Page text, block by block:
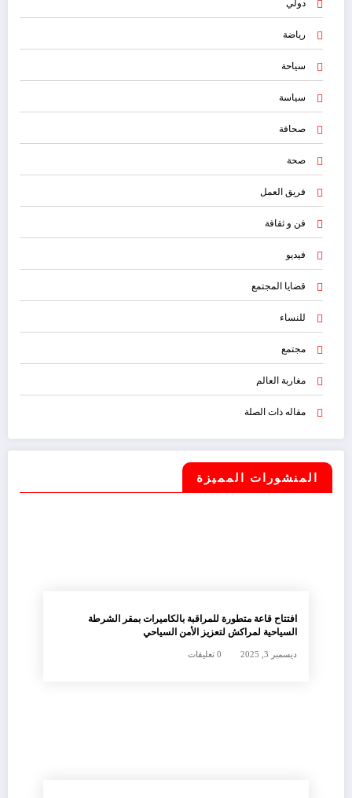
رياضة
سياحة
سياسة
صحافة
صحة
فريق العمل
فن و ثقافة
فيديو
قضايا المجتمع
للنساء
مجتمع
مغاربة العالم
مقاله ذات الصلة
المنشورات المميزة
افتتاح قاعة متطورة للمراقبة بالكاميرات بمقر الشرطة
السياحية لمراكش لتعزيز الأمن السياحي
ديسمبر 3, 2025 0 تعليقات